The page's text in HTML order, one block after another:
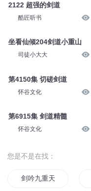
2122 超强的剑道
酷匠听书
坐看仙倾204剑道小重山
司徒小大大
第4150集 切磋剑道
怀谷文化
第6915集 剑道精髓
怀谷文化
您是不是在找：
剑吟九重天